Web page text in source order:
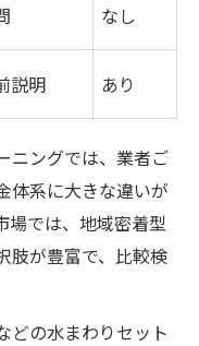
心の理由
サービス
場早見表
相場の特徴とは
を徹底解説
ミの活用術
び方
リーニング選び
ングの空き状況
なし
説明 あり
ニングでは、業者ご
体系に大きな違いが
場では、地域密着型
肢が豊富で、比較検
どの水まわりセット